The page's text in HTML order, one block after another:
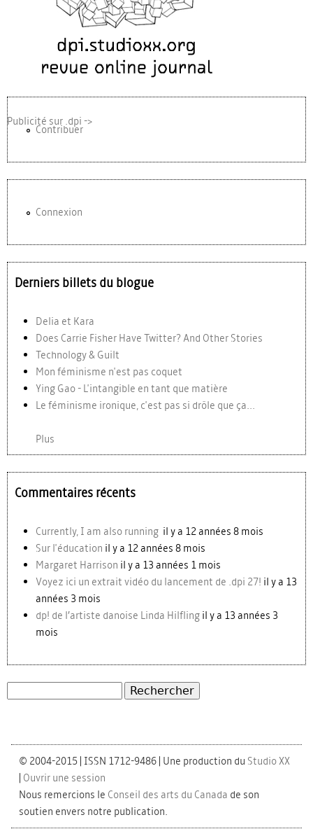
Publicité sur .dpi ->
Contribuer
Connexion
Derniers billets du blogue
Delia et Kara
Does Carrie Fisher Have Twitter? And Other Stories
Technology & Guilt
Mon féminisme n'est pas coquet
Ying Gao - L'intangible en tant que matière
Le féminisme ironique, c'est pas si drôle que ça...
Plus
Commentaires récents
Currently, I am also running il y a 12 années 8 mois
Sur l'éducation il y a 12 années 8 mois
Margaret Harrison il y a 13 années 1 mois
Voyez ici un extrait vidéo du lancement de .dpi 27! il y a 13
années 3 mois
dp! de l’artiste danoise Linda Hilfling il y a 13 années 3
mois
© 2004-2015 | ISSN 1712-9486 | Une production du Studio XX
Ouvrir une session
Nous remercions le Conseil des arts du Canada de son
soutien envers notre publication.